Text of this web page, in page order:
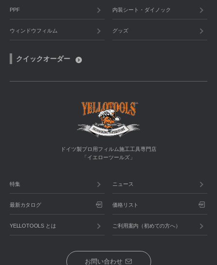
PPF 内装シート・ダイノック
ウィンドウフィルム グッズ
クイックオーダー
ドイツ製プロ用フィルム施工工具専門店
「イエローツールズ」
特集 ニュース
最新カタログ 価格リスト
YELLOTOOLS とは ご利用案内（初めての方へ）
お問い合わせ